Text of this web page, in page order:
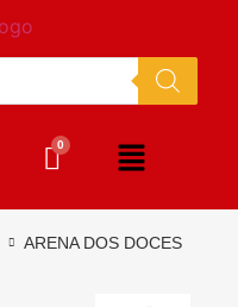
ARENA DOS DOCES